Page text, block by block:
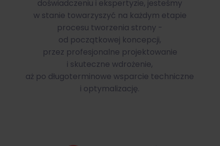
doświadczeniu i ekspertyzie, jesteśmy
w stanie towarzyszyć na każdym etapie
procesu tworzenia strony -
od początkowej koncepcji,
przez profesjonalne projektowanie
i skuteczne wdrożenie,
aż po długoterminowe wsparcie techniczne
i optymalizację.